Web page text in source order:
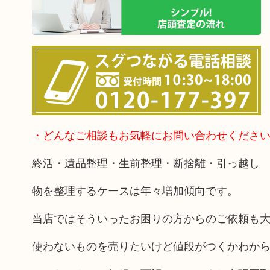
・どんなご相談もお気軽にお問い合わせください
終活・遺品整理・生前整理・断捨離・引っ越し
物を整理するケースは年々増加傾向です。
当店ではそういったお困りの方からのご依頼も大
使わないものを売りたいけど値段がつくかわか